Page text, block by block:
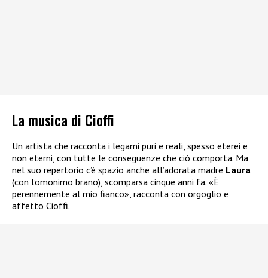
La musica di Cioffi
Un artista che racconta i legami puri e reali, spesso eterei e
non eterni, con tutte le conseguenze che ciò comporta. Ma
nel suo repertorio c’è spazio anche all’adorata madre Laura
(con l’omonimo brano), scomparsa cinque anni fa. «È
perennemente al mio fianco», racconta con orgoglio e
affetto Cioffi.